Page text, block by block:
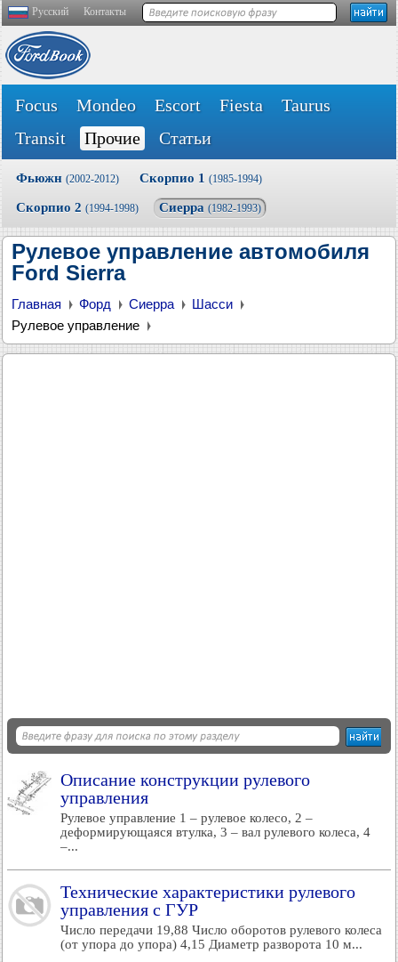
Русский Контакты
Focus Mondeo Escort Fiesta
Taurus
Transit
Прочие Статьи
Фьюжн (2002-2012) Скорпио 1 (1985-1994)
Скорпио 2 (1994-1998) Сиерра (1982-1993)
Рулевое управление автомобиля
Ford Sierra
Главная Форд Сиерра
Шасси
Рулевое управление
Описание конструкции рулевого
управления
Рулевое управление 1 – рулевое колесо, 2 –
деформирующаяся втулка, 3 – вал рулевого колеса, 4
–...
Технические характеристики рулевого
управления с ГУР
Число передачи 19,88 Число оборотов рулевого колеса
(от упора до упора) 4,15 Диаметр разворота 10 м...